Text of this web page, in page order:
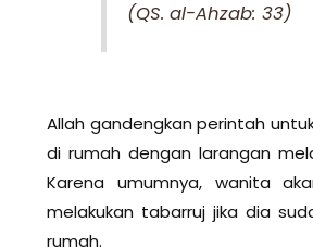
(QS. al-Ahzab: 33)
Allah gandengkan perintah
di rumah dengan larangan
Karena umumnya, wanita
melakukan tabarruj jika dia
rumah.